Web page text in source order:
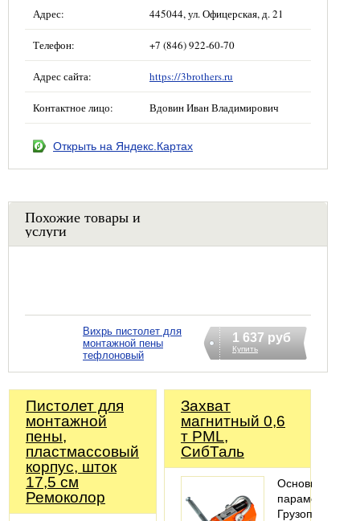
Адрес: 445044, ул. Офицерская, д. 21
Телефон: +7 (846) 922-60-70
Адрес сайта: https://3brothers.ru
Контактное лицо: Вдовин Иван Владимирович
Открыть на Яндекс.Картах
Похожие товары и
услуги
Вихрь пистолет для
монтажной пены
тефлоновый
1 637 руб
Купить
Пистолет для
монтажной
пены,
пластмассовый
корпус, шток
17,5 см
Ремоколор
Захват
магнитный 0,6
т PML,
СибТаль
Основные
параметры